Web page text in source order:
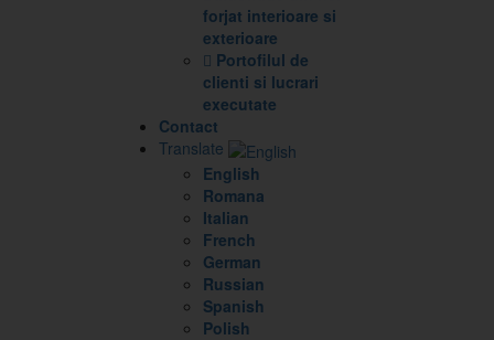
forjat interioare si
exterioare
Portofilul de
clienti si lucrari
executate
Contact
Translate
English
Romana
Italian
French
German
Russian
Spanish
Polish